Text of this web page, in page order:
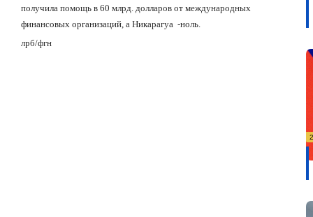
получила помощь в 60 млрд. долларов от международных
финансовых организаций, а Никарагуа -ноль.
лрб/фгн